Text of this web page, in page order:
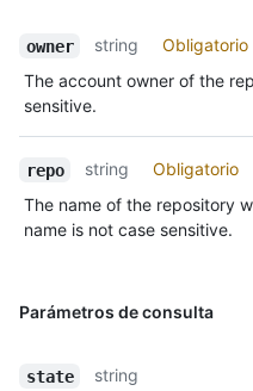
owner string
Obligatorio
The account owner of the
sensitive.
repo string
Obligatorio
The name of the repository
name is not case sensitive.
Parámetros de consulta
state
string